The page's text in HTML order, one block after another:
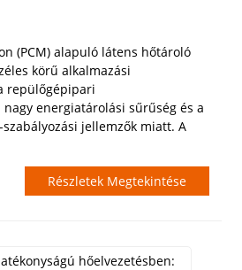
(PCM) alapuló látens hőtároló
körű alkalmazási
repülőgépipari
energiatárolási sűrűség és a
jellemzők miatt. A
Részletek Megtekintése